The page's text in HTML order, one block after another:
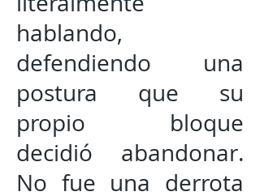
hablando,
defendiendo una
postura que su
propio bloque
decidió abandonar.
No fue una derrota